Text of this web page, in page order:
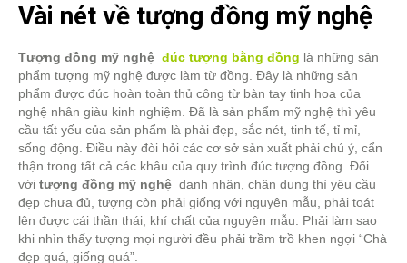
Vài nét về tượng đồng mỹ nghệ
Tượng đồng mỹ nghệ đúc tượng bằng đồng là những sản
phẩm tượng mỹ nghệ được làm từ đồng. Đây là những sản
phẩm được đúc hoàn toàn thủ công từ bàn tay tinh hoa của
nghệ nhân giàu kinh nghiệm. Đã là sản phẩm mỹ nghệ thì yêu
cầu tất yếu của sản phẩm là phải đẹp, sắc nét, tinh tế, tỉ mỉ,
sống động. Điều này đòi hỏi các cơ sở sản xuất phải chú ý, cẩn
thận trong tất cả các khâu của quy trình đúc tượng đồng. Đối
với tượng đồng mỹ nghệ danh nhân, chân dung thì yêu cầu
đẹp chưa đủ, tượng còn phải giống với nguyên mẫu, phải toát
lên được cái thần thái, khí chất của nguyên mẫu. Phải làm sao
khi nhìn thấy tượng mọi người đều phải trầm trồ khen ngợi “Chà
đẹp quá, giống quá”.